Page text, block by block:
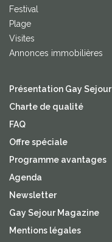
Festival
Plage
Visites
Annonces immobilières
Présentation Gay Sejour
Charte de qualité
FAQ
Offre spéciale
Programme avantages
Agenda
Newsletter
Gay Sejour Magazine
Mentions légales